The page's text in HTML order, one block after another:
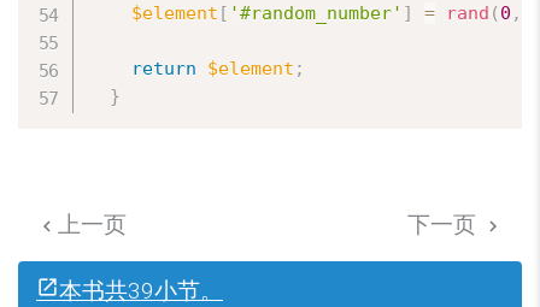
$element [ '#random_number' ] = rand ( 0 ,
return $element ;
}
 上一页 下一页 
本书共39小节。